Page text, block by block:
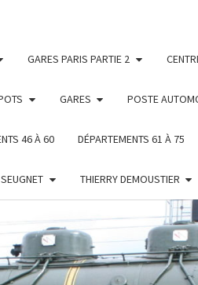
GARES PARIS PARTIE 2
GARES POSTE
46 À 60 DÉPARTEMENTS 61 À 75
THIERRY DEMOUSTIER